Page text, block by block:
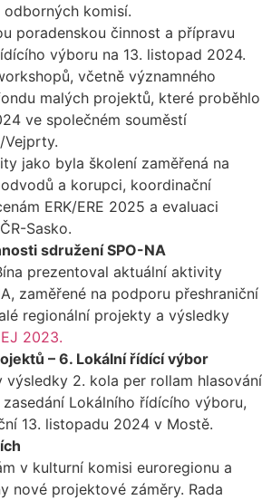
komisí.
poradenskou činnost a přípravu
výboru na 13. listopad 2024.
včetně významného
malých projektů, které proběhlo
ve společném souměstí
Vejprty.
jako byla školení zaměřená na
a korupci, koordinační
ERK/ERE 2025 a evaluaci
Sasko.
sdružení SPO-NA
prezentoval aktuální aktivity
zaměřené na podporu přeshraniční
regionální projekty a výsledky
2023.
– 6. Lokální řídící výbor
výsledky 2. kola per rollam hlasování
Lokálního řídícího výboru,
13. listopadu 2024 v Mostě.
v kulturní komisi euroregionu a
nové projektové záměry. Rada